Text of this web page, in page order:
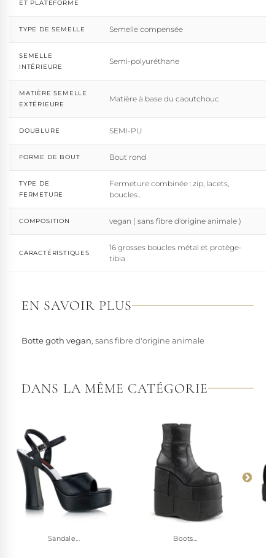
ET PLATEFORME
TYPE DE SEMELLE Semelle compensée
SEMELLE
INTÉRIEURE
Semi-polyuréthane
MATIÈRE SEMELLE
EXTÉRIEURE
Matière à base du caoutchouc
DOUBLURE SEMI-PU
FORME DE BOUT Bout rond
TYPE DE
FERMETURE
Fermeture combinée : zip, lacets,
boucles...
COMPOSITION vegan ( sans fibre d'origine animale )
CARACTÉRISTIQUES
16 grosses boucles métal et protège-
tibia
EN SAVOIR PLUS
Botte goth vegan , sans fibre d'origine animale
DANS LA MÊME CATÉGORIE
Sandale... Boots...